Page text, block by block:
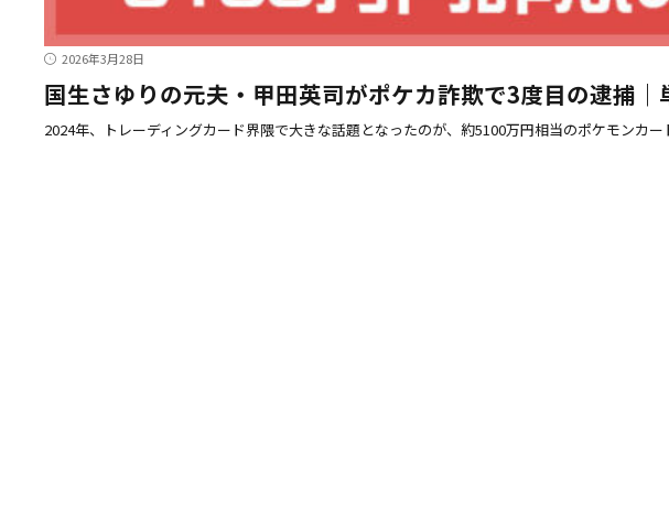
2026年3月28日
国生さゆりの元夫・甲田英司がポケカ詐欺で3度目の逮捕
2024年、トレーディングカード界隈で大きな話題となったのが、約5100万円相当のポケモンカ